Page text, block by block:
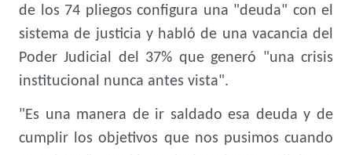
de los 74 pliegos configura una "deuda" con el
sistema de justicia y habló de una vacancia del
Poder Judicial del 37% que generó "una crisis
institucional nunca antes vista".
"Es una manera de ir saldado esa deuda y de
cumplir los objetivos que nos pusimos cuando